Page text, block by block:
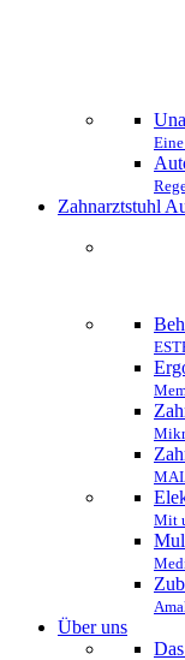
Zahnarztstuhl
Mit
Über uns